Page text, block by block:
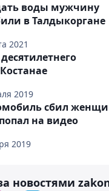
2021
воды мужчину
в Талдыкоргане
2019
2019
сбил
на видео
новостями